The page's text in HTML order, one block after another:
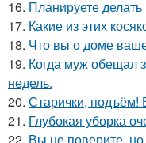
16. Планируете
17. Какие из этих
18. Что вы о доме
19. Когда муж обещал
недель.
20. Старички, подъём!
21. Глубокая уборка